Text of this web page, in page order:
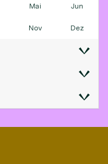
Mai Jun
Nov Dez